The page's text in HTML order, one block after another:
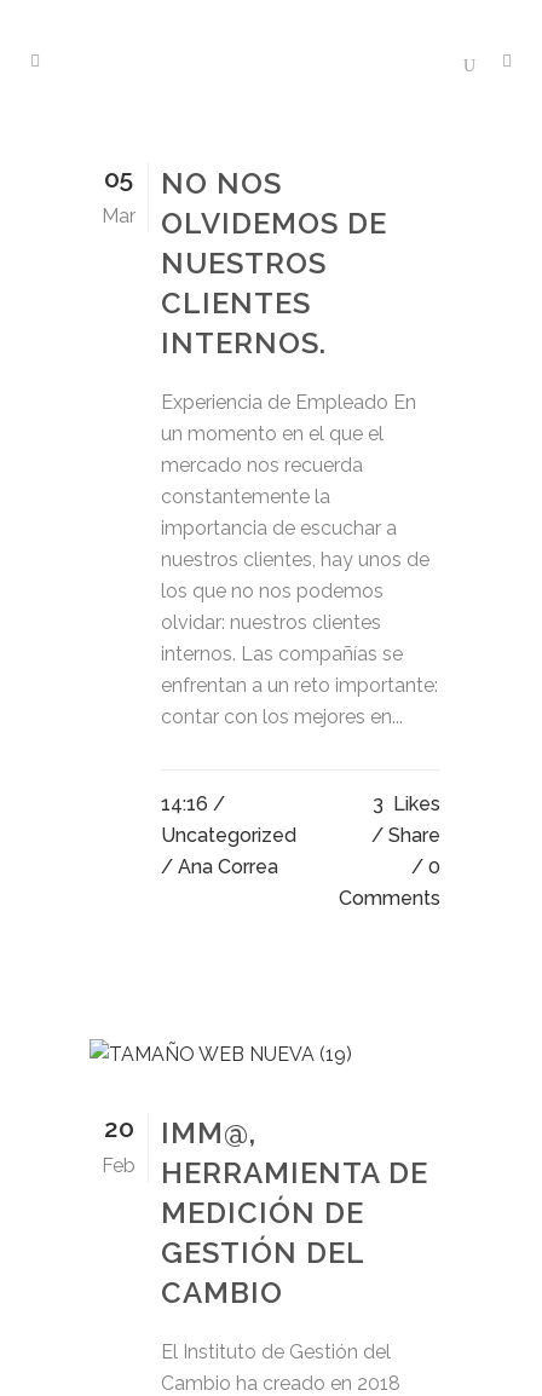
05
Mar
NO NOS
OLVIDEMOS DE
NUESTROS
CLIENTES
INTERNOS.
Experiencia de Empleado En
un momento en el que el
mercado nos recuerda
constantemente la
importancia de escuchar a
nuestros clientes, hay unos de
los que no nos podemos
olvidar: nuestros clientes
internos. Las compañías se
enfrentan a un reto importante:
contar con los mejores en...
14:16 /
Uncategorized
/ Ana Correa
3 Likes
Share
0
Comments
20
Feb
IMM@,
HERRAMIENTA DE
MEDICIÓN DE
GESTIÓN DEL
CAMBIO
El Instituto de Gestión del
Cambio ha creado en 2018